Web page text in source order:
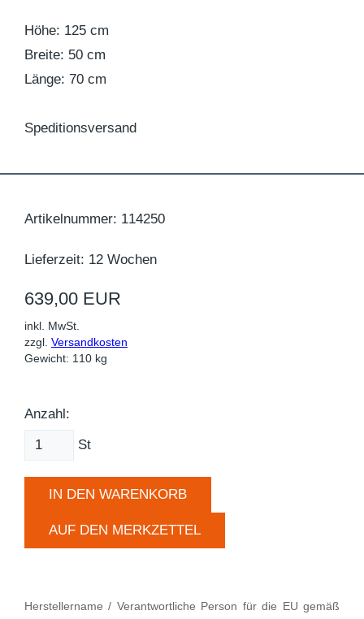
Höhe: 125 cm
Breite: 50 cm
Länge: 70 cm
Speditionsversand
Artikelnummer: 114250
Lieferzeit: 12 Wochen
639,00 EUR
inkl. MwSt.
zzgl. Versandkosten
Gewicht: 110 kg
Anzahl:
St
IN DEN WARENKORB
AUF DEN MERKZETTEL
Herstellername / Verantwortliche Person für die EU gemäß